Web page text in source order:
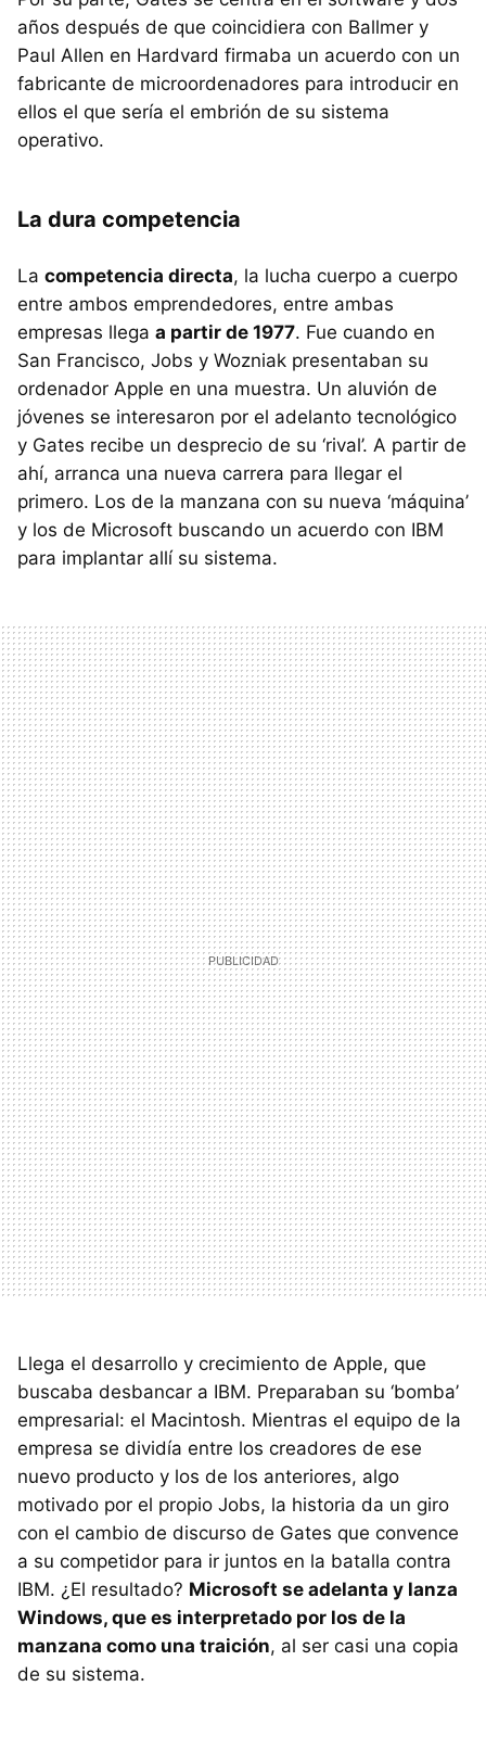
años después de que coincidiera con Ballmer y
Paul Allen en Hardvard firmaba un acuerdo con un
fabricante de microordenadores para introducir en
ellos el que sería el embrión de su sistema
operativo.
La dura competencia
La competencia directa, la lucha cuerpo a cuerpo
entre ambos emprendedores, entre ambas
empresas llega a partir de 1977. Fue cuando en
San Francisco, Jobs y Wozniak presentaban su
ordenador Apple en una muestra. Un aluvión de
jóvenes se interesaron por el adelanto tecnológico
y Gates recibe un desprecio de su ‘rival’. A partir de
ahí, arranca una nueva carrera para llegar el
primero. Los de la manzana con su nueva ‘máquina’
y los de Microsoft buscando un acuerdo con IBM
para implantar allí su sistema.
Llega el desarrollo y crecimiento de Apple, que
buscaba desbancar a IBM. Preparaban su ‘bomba’
empresarial: el Macintosh. Mientras el equipo de la
empresa se dividía entre los creadores de ese
nuevo producto y los de los anteriores, algo
motivado por el propio Jobs, la historia da un giro
con el cambio de discurso de Gates que convence
a su competidor para ir juntos en la batalla contra
IBM. ¿El resultado? Microsoft se adelanta y lanza
Windows, que es interpretado por los de la
manzana como una traición, al ser casi una copia
de su sistema.